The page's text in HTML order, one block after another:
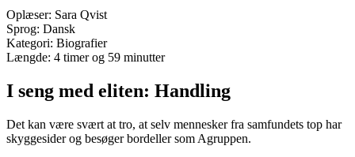
Oplæser: Sara Qvist
Sprog: Dansk
Kategori: Biografier
Længde: 4 timer og 59 minutter
I seng med eliten: Handling
Det kan være svært at tro, at selv mennesker fra samfundets top har
skyggesider og besøger bordeller som Agruppen.